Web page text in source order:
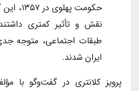
حکومت پهلوی
نقش و تأثیر کمتری داشتند
طبقات اجتماعی، متوجه جدی
ایران شدند.
پرویز کلانتری در گفت‌وگو با